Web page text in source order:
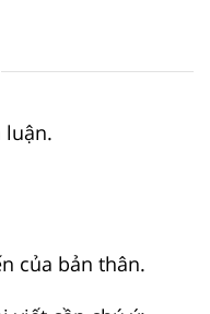
luận.
của bản thân.